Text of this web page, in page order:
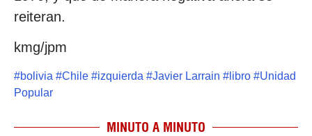
reiteran.
kmg/jpm
#bolivia #Chile #izquierda #Javier Larrain # libro #Unidad
Popular
MINUTO A MINUTO